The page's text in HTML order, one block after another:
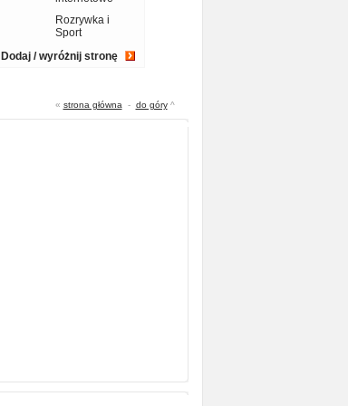
Rozrywka i
Sport
Dodaj / wyróżnij stronę
« strona główna - do góry^